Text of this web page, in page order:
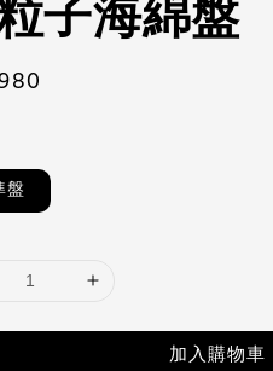
子海綿盤
盤
加入購物車